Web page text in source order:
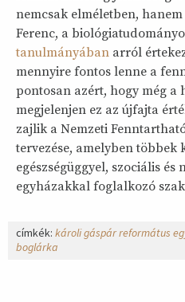
nemcsak elméletben,
Ferenc, a
tanulmányában arról
mennyire fontos lenne a
pontosan azért, hogy még a
megjelenjen ez az újfajta
zajlik a Nemzeti
tervezése, amelyben többek
egészségüggyel, szociális és
egyházakkal foglalkozó
címkék: károli gáspár református
boglárka